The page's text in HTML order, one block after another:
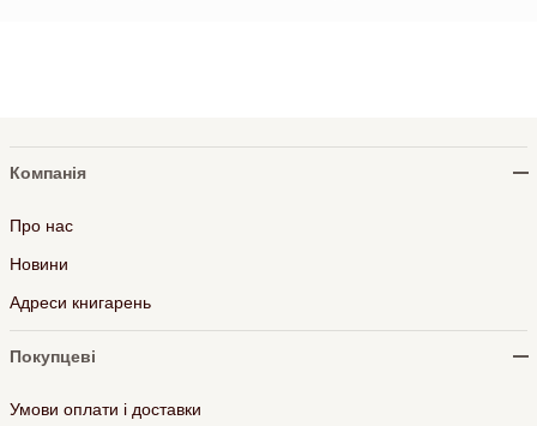
Компанія
Про нас
Новини
Адреси книгарень
Покупцеві
Умови оплати і доставки